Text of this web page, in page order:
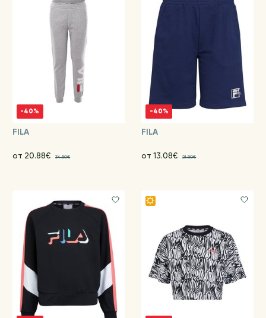
-40%
FILA
от 20.88€ 34.80€
-40%
FILA
от 13.08€ 21.80€